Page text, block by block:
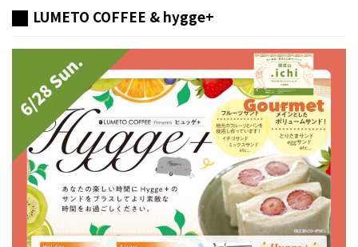
LUMETO COFFEE & hygge+